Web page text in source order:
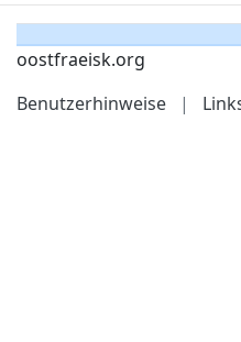
oostfraeisk.org
Benutzerhinweise
|